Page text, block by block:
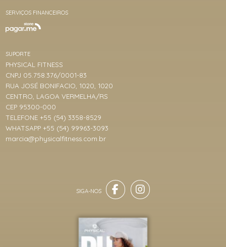
SERVIÇOS FINANCEIROS
SUPORTE
PHYSICAL FITNESS
CNPJ 05.758.376/0001-83
RUA JOSÉ BONIFACIO, 1020, 1020
CENTRO, LAGOA VERMELHA/RS
CEP 95300-000
TELEFONE +55 (54) 3358-8529
WHATSAPP +55 (54) 99963-3093
marcia@physicalfitness.com.br